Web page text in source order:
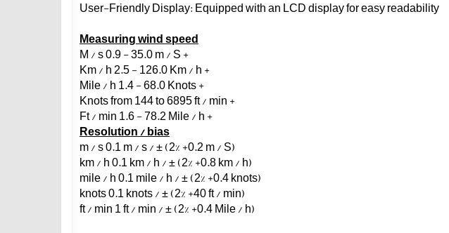
Measuringwind speed
+
M/ s0.9 -35.0m/S
+
Km/h2.5-126.0Km /h
+
Mile/h1.4-68.0Knots
+
Knotsfrom 144 to 6895ft/min
+
Ft/min1.6-78.2Mile/h
Resolution/bias
m/ s0.1m/ s/±(2%+0.2m/S)
km/h0.1km/h/±(2%+0.8km/h)
mile/h0.1mile/h/±(2%+0.4knots)
knots0.1knots/±(2%+40ft/min)
ft/min1ft/min/±(2%+0.4Mile/h)